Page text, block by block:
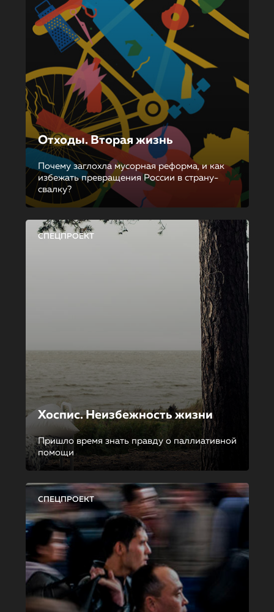
Отходы. Вторая жизнь
Почему заглохла мусорная реформа, и как
избежать превращения России в страну-
свалку?
СПЕЦПРОЕКТ
Хоспис. Неизбежность жизни
Пришло время знать правду о паллиативной
помощи
СПЕЦПРОЕКТ